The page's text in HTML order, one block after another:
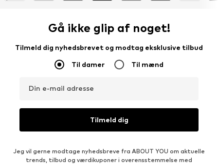
Gå ikke glip af noget!
Tilmeld dig nyhedsbrevet og modtag eksklusive tilbud
Til damer Til mænd
Din e-mail adresse
Tilmeld dig
Jeg vil gerne modtage nyhedsbreve fra ABOUT YOU om aktuelle
trends, tilbud og værdikuponer i overensstemmelse med